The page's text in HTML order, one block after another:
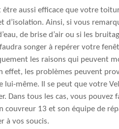
être aussi efficace que votre
d’isolation. Ainsi, si vous
de brise d’air ou si les
songer à repérer votre
les raisons qui peuvent
effet, les problèmes peuvent
lui-même. Il se peut que votre
Dans tous les cas, vous pouvez
couvreur 13 et son équipe de
à vos soucis.